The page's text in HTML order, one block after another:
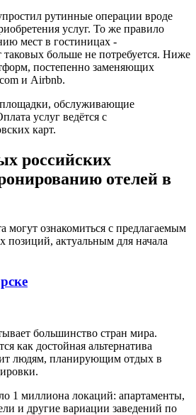
рутинные операции вроде
услуг. То же правило
мест в гостиницах -
больше не потребуется. Ниже
постепенно заменяющих
и Airbnb.
обслуживающие
услуг ведётся с
карт.
российских
отелей в
могут ознакомиться с предлагаемым
позиций, актуальным для начала
большинство стран мира.
как достойная альтернатива
людям, планирующим отдых в
1 миллиона локаций: апартаменты,
и другие вариации заведений по